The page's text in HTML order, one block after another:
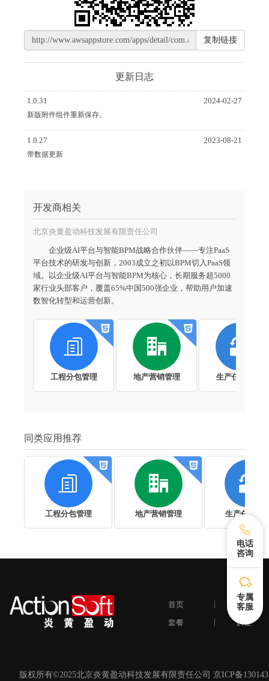
复制链接
更新日志
1.0.31 2024-02-27
新版附件组件重新保存。
1.0.27 2023-08-21
带数据更新
开发商相关
北京炎黄盈动科技发展有限责任公司
企业级AI平台与智能BPM战略合作伙伴——专注PaaS
平台技术的研发与创新，2003成立之初以BPM切入PaaS领
域。以企业级AI平台与智能BPM为核心，长期服务超5000
家行业头部客户，覆盖65%中国500强企业，帮助用户加速
数智化转型和运营创新。

工程分包管理

地产营销管理

生产任务管理
同类应用推荐

工程分包管理

地产营销管理

生产任务管
首页
应用
套餐
认证
版权所有©2025北京炎黄盈动科技发展有限责任公司 京ICP备
电话
咨询
专属
客服